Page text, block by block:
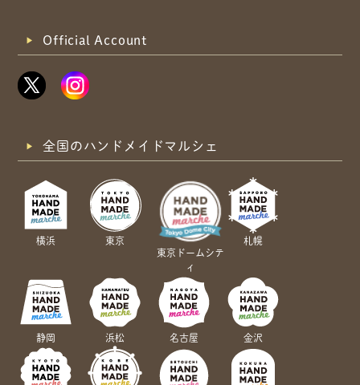
Official Account
全国のハンドメイドマルシェ
横浜
東京
東京ドームシテ
ィ
札幌
静岡 浜松 名古屋 金沢